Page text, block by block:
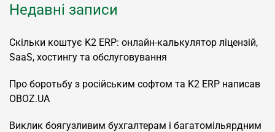
Недавні записи
Скільки коштує K2 ERP: онлайн-калькулятор ліцензій,
SaaS, хостингу та обслуговування
Про боротьбу з російським софтом та K2 ERP написав
OBOZ.UA
Виклик боягузливим бухгалтерам і багатомільярдним